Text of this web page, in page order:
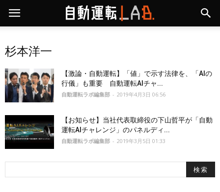
杉本洋一
【激論・自動運転】「値」で示す法律を、「AIの
行儀」も重要 自動運転AIチャ...
自動運転ラボ編集部 - 2019年4月3日 06:56
【お知らせ】当社代表取締役の下山哲平が「自動
運転AIチャレンジ」のパネルディ...
自動運転ラボ編集部 - 2019年3月5日 01:33